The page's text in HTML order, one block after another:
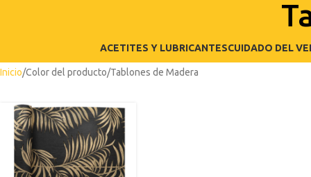
ACETITES Y LUBRICANTESCUIDADO DEL
Inicio Color del producto Tablones de Madera